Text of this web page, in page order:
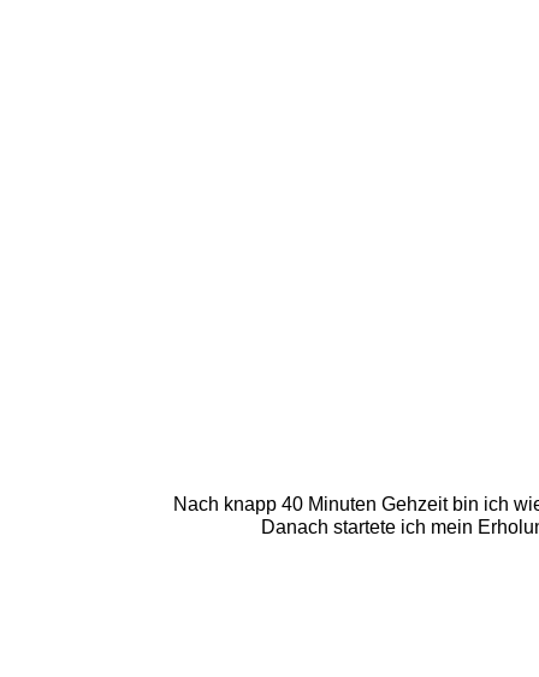
Nach knapp 40 Minuten Gehzeit bin ich
Danach startete ich mein